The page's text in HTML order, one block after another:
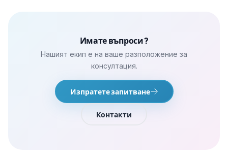
Имате въпроси?
Нашият екип е на ваше разположение за
консултация.
Изпратете запитване
Контакти